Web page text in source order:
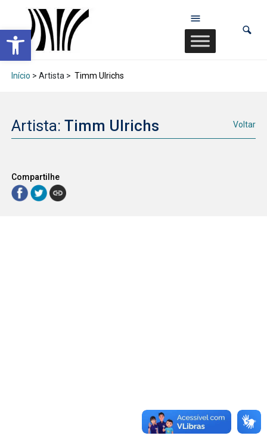
Abrir a barra de ferramentas
Início > Artista > Timm Ulrichs
Artista: Timm Ulrichs Voltar
Compartilhe